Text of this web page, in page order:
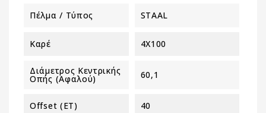
Πέλμα / Τύπος STAAL
Καρέ 4X100
Διάμετρος Κεντρικής
Οπής (αφαλού) 60,1
Offset (ET) 40